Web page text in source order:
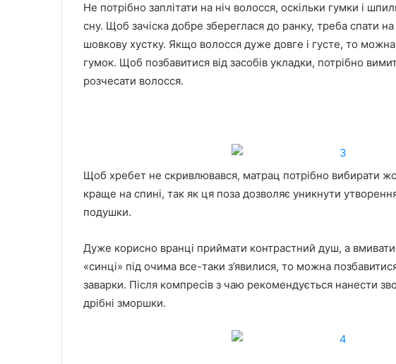
Не потрібно заплітати на ніч волосся, оскільки гумки і
сну. Щоб зачіска добре збереглася до ранку, треба спати
шовкову хустку. Якщо волосся дуже довге і густе, то можна
гумок. Щоб позбавитися від засобів укладки, потрібно
розчесати волосся.
Щоб хребет не скривлювався, матрац потрібно вибирати
краще на спині, так як ця поза дозволяє уникнути
подушки.
Дуже корисно вранці приймати контрастний душ, а
«синці» під очима все-таки з’явилися, то можна
заварки. Після компресів з чаю рекомендується нанести
дрібні зморшки.